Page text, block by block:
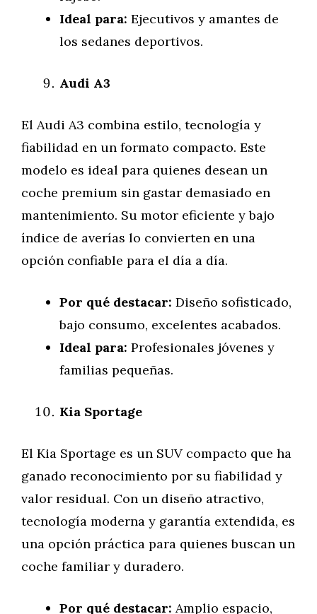
Ideal para: Ejecutivos y amantes de
los sedanes deportivos.
Audi A3
El Audi A3 combina estilo, tecnología y
fiabilidad en un formato compacto. Este
modelo es ideal para quienes desean un
coche premium sin gastar demasiado en
mantenimiento. Su motor eficiente y bajo
índice de averías lo convierten en una
opción confiable para el día a día.
Por qué destacar: Diseño sofisticado,
bajo consumo, excelentes acabados.
Ideal para: Profesionales jóvenes y
familias pequeñas.
Kia Sportage
El Kia Sportage es un SUV compacto que ha
ganado reconocimiento por su fiabilidad y
valor residual. Con un diseño atractivo,
tecnología moderna y garantía extendida, es
una opción práctica para quienes buscan un
coche familiar y duradero.
Por qué destacar: Amplio espacio,